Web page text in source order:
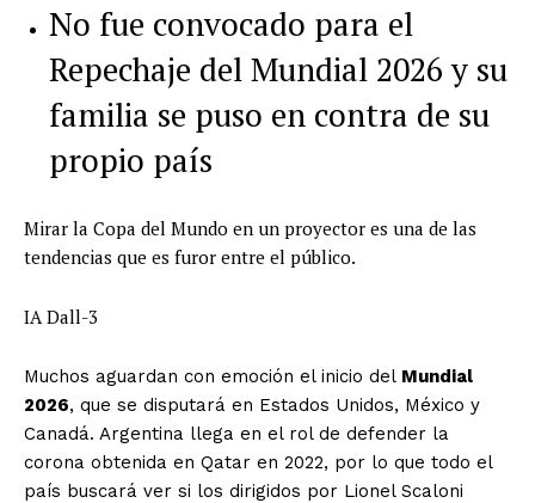
No fue convocado para el
Repechaje del Mundial 2026 y su
familia se puso en contra de su
propio país
Mirar la Copa del Mundo en un proyector es una de las
tendencias que es furor entre el público.
IA Dall-3
Muchos aguardan con emoción el inicio del Mundial
2026, que se disputará en Estados Unidos, México y
Canadá. Argentina llega en el rol de defender la
corona obtenida en Qatar en 2022, por lo que todo el
país buscará ver si los dirigidos por Lionel Scaloni